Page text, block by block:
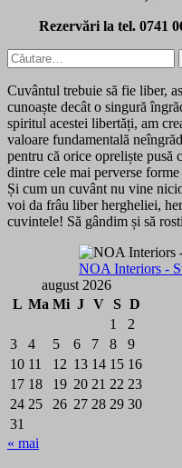
Rezervări la tel. 0741
Caută
după:
Cuvântul trebuie să fie liber,
cunoaște decât o singură
spiritul acestei libertăți, am
valoare fundamentală
pentru că orice opreliște pusă
dintre cele mai perverse
Și cum un cuvânt nu vine
voi da frâu liber hergheliei,
cuvintele! Să gândim și să
NOA Interiors -
august 2026
L Ma Mi J V S D
1
2
3
4 5 6 7 8
9
10 11 12 13 14 15 16
17 18 19 20 21 22 23
24 25 26 27 28 29 30
31
« mai